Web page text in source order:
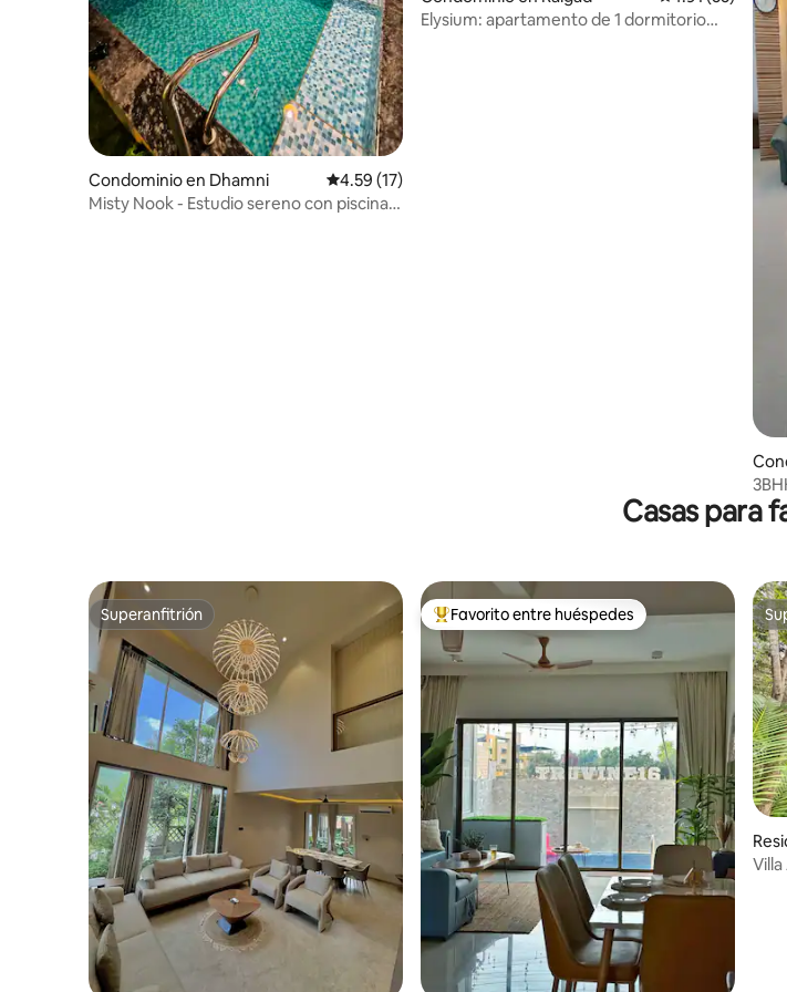
Condominio en Dhamni Calificación promedio: 4.59 de 5; 17 evaluaciones
4.59 (17)
Misty Nook - Estudio sereno con piscina
Elysium: apartamento de 1 dormitorio
Casas para
Superanfitrión
Superanfitrión De los mejores en Favorito entre huéspedes
Favorito entre huéspedes